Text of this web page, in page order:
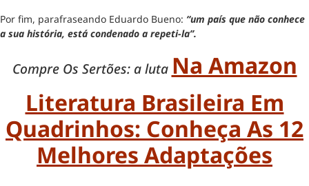
Por fim, parafraseando Eduardo Bueno: “um país que não conhece
a sua história, está condenado a repeti-la”.
Compre Os Sertões: a luta Na Amazon
Literatura Brasileira Em
Quadrinhos: Conheça As 12
Melhores Adaptações